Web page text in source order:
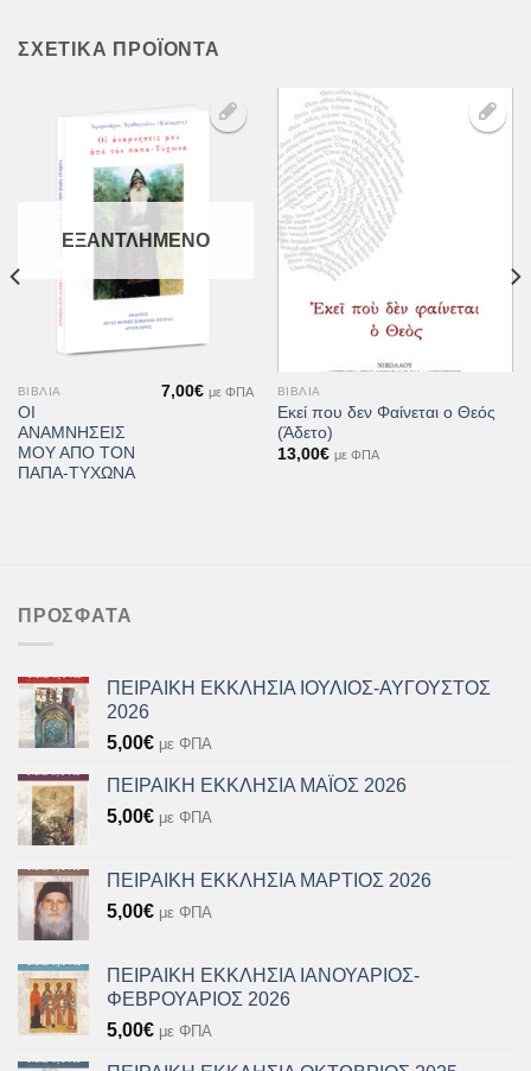
ΣΧΕΤΙΚΆ ΠΡΟΪΌΝΤΑ
Προσθήκη
στη Λίστα
ΕΞΑΝΤΛΗΜΈΝΟ
ΒΙΒΛΊΑ
ΟΙ
ΑΝΑΜΝΗΣΕΙΣ
ΜΟΥ ΑΠΟ ΤΟΝ
ΠΑΠΑ-ΤΥΧΩΝΑ
7,00€ με ΦΠΑ ΒΙΒΛΊΑ
Εκεί που δεν Φαίνεται ο Θεός
(Άδετο)
13,00€ με ΦΠΑ
ΠΡΌΣΦΑΤΑ
ΠΕΙΡΑΙΚΗ ΕΚΚΛΗΣΙΑ ΙΟΥΛΙΟΣ-ΑΥΓΟΥΣΤΟΣ
2026
5,00€ με ΦΠΑ
ΠΕΙΡΑΙΚΗ ΕΚΚΛΗΣΙΑ ΜΑΪΟΣ 2026
5,00€ με ΦΠΑ
ΠΕΙΡΑΙΚΗ ΕΚΚΛΗΣΙΑ ΜΑΡΤΙΟΣ 2026
5,00€ με ΦΠΑ
ΠΕΙΡΑΙΚΗ ΕΚΚΛΗΣΙΑ ΙΑΝΟΥΑΡΙΟΣ-
ΦΕΒΡΟΥΑΡΙΟΣ 2026
5,00€ με ΦΠΑ